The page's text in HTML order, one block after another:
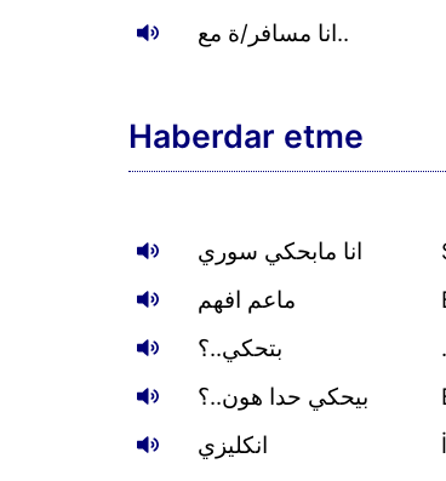
انا مسافر/ة مع..
Haberdar etme
انا مابحكي سوري
ماعم افهم
بتحكي..؟
بيحكي حدا هون..؟
انكليزي